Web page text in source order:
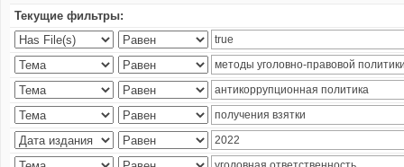
Текущие фильтры: